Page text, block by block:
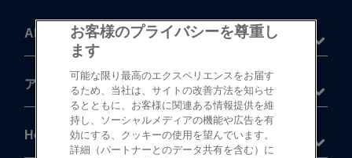
About
アキュビュー®製品
Help
お客様のプライバシーを尊重し
ます
可能な限り最高のエクスペリエンスをお届す
るため、当社は、サイトの改善方法を知らせ
るとともに、お客様に関連ある情報提供を維
持し、ソーシャルメディアの機能や広告を有
効にする、クッキーの使用を望んでいます。
詳細（パートナーとのデータ共有を含む）に